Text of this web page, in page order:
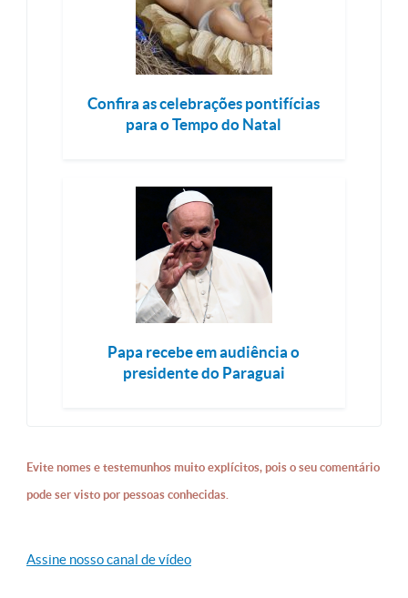
Confira as celebrações pontifícias
para o Tempo do Natal
Papa recebe em audiência o
presidente do Paraguai
Evite nomes e testemunhos muito explícitos, pois o seu comentário
pode ser visto por pessoas conhecidas.
Assine nosso canal de vídeo